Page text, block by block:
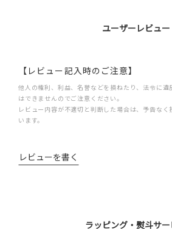
ユーザーレビュー
【レビュー記入時のご注意】
他人の権利、利益、名誉などを損ねたり、法令に違
はできませんのでご注意ください。
レビュー内容が不適切と判断した場合は、予告な
います。
レビューを書く
ラッピング・熨斗サ